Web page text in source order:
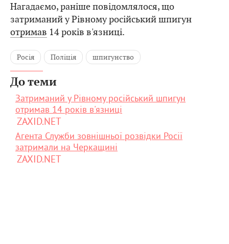
Нагадаємо, раніше повідомлялося, що
затриманий у Рівному російський шпигун
отримав 14 років в'язниці.
Росія Поліція шпигунство
До теми
Затриманий у Рівному російський шпигун
отримав 14 років в'язниці
ZAXID.NET
Агента Служби зовнішньої розвідки Росії
затримали на Черкащині
ZAXID.NET